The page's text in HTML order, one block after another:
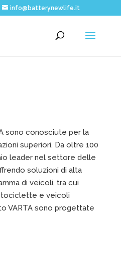
info@batterynewlife.it
sono conosciute per la
superiori. Da oltre 100
leader nel settore delle
soluzioni di alta
di veicoli, tra cui
e veicoli
VARTA sono progettate